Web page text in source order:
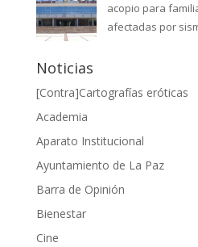
acopio para
afectadas por
Noticias
[Contra]Cartografías eróticas
Academia
Aparato Institucional
Ayuntamiento de La Paz
Barra de Opinión
Bienestar
Cine